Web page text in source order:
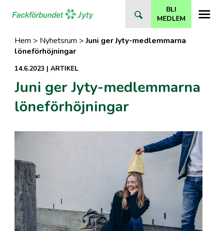
BLI
MEDLEM
Hem > Nyhetsrum >Juni ger Jyty-medlemmarna
löneför­höjningar
14.6.2023 | ARTIKEL
Juni ger Jyty-medlemmarna
löneför­höjningar